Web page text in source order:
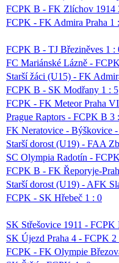
FCPK B - FK Zlíchov 1914
FCPK - FK Admira Praha 1
FCPK B - TJ Březiněves 1 :
FC Mariánské Lázně -
Starší žáci (U15) - FK
FCPK B - SK Modřany 1 : 5
FCPK - FK Meteor Praha
Prague Raptors - FCPK B 3
FK Neratovice - Býškovice
Starší dorost (U19) - FAA
SC Olympia Radotín -
FCPK B - FK Řeporyje-
Starší dorost (U19) - AFK
FCPK - SK Hřebeč 1 : 0
SK Střešovice 1911 - FCPK
SK Újezd Praha 4 - FCPK 2
FCPK - FK Olympie